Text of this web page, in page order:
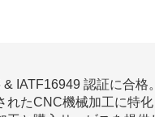
& IATF16949 認証に合格。
れたCNC機械加工に特化